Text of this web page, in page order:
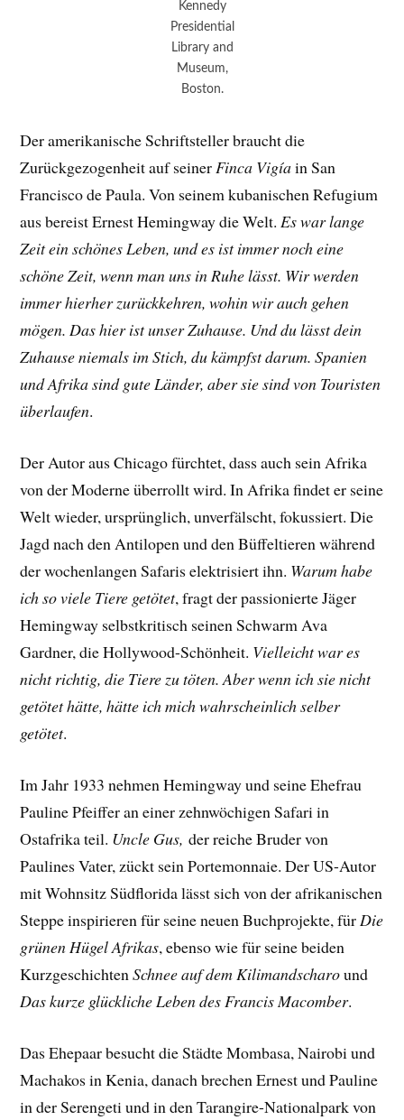
Kennedy
Presidential
Library and
Museum,
Boston.
Der amerikanische Schriftsteller braucht die
Zurückgezogenheit auf seinerFinca Vigíain San
Francisco de Paula. Von seinem kubanischen Refugium
aus bereist Ernest Hemingway die Welt.Es war lange
Zeit ein schönes Leben, und es ist immer noch eine
schöne Zeit, wenn man uns in Ruhe lässt. Wir werden
immer hierher zurückkehren, wohin wir auch gehen
mögen. Das hier ist unser Zuhause. Und du lässt dein
Zuhause niemals im Stich, du kämpfst darum. Spanien
und Afrika sind gute Länder, aber sie sind von Touristen
überlaufen.
Der Autor aus Chicago fürchtet, dass auch sein Afrika
von der Moderne überrollt wird. In Afrika findet er seine
Welt wieder, ursprünglich, unverfälscht, fokussiert. Die
Jagd nach den Antilopen und den Büffeltieren während
der wochenlangen Safaris elektrisiert ihn. Warum habe
ich so viele Tiere getötet, fragt der passionierte Jäger
Hemingway selbstkritisch seinen Schwarm Ava
Gardner, die Hollywood-Schönheit. Vielleicht war es
nicht richtig, die Tiere zu töten. Aber wenn ich sie nicht
getötet hätte, hätte ich mich wahrscheinlich selber
getötet.
Im Jahr 1933 nehmen Hemingway und seine Ehefrau
Pauline Pfeiffer an einer zehnwöchigen Safari in
Ostafrika teil. Uncle Gus,der reiche Bruder von
Paulines Vater, zückt sein Portemonnaie. Der US-Autor
mit Wohnsitz Südflorida lässt sich von der afrikanischen
Steppe inspirieren für seine neuen Buchprojekte, fürDie
grünen Hügel Afrikas, ebenso wie für seine beiden
KurzgeschichtenSchnee auf dem Kilimandscharound
Das kurze glückliche Leben des Francis Macomber.
Das Ehepaar besucht die Städte Mombasa, Nairobi und
Machakos in Kenia, danach brechen Ernest und Pauline
in der Serengeti und in den Tarangire-Nationalpark von